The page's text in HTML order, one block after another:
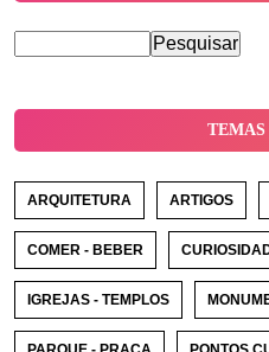
TEMAS
ARQUITETURA ARTIGOS
COMER - BEBER
IGREJAS - TEMPLOS